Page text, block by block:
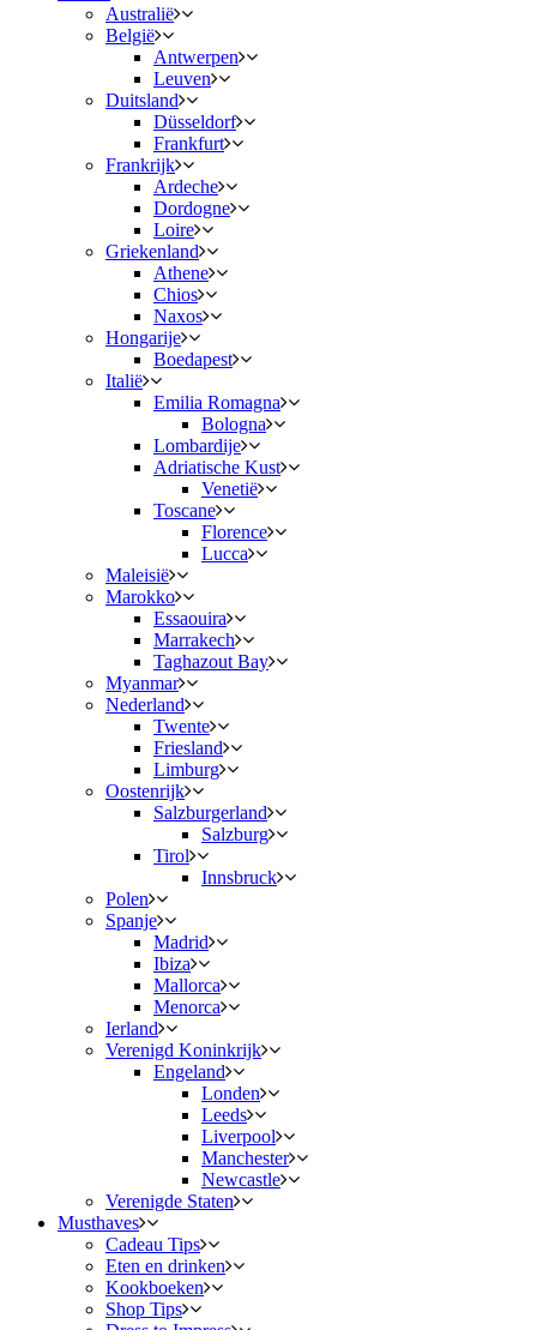
Australië
België
Antwerpen
Leuven
Duitsland
Düsseldorf
Frankfurt
Frankrijk
Ardeche
Dordogne
Loire
Griekenland
Athene
Chios
Naxos
Hongarije
Boedapest
Italië
Emilia Romagna
Bologna
Lombardije
Adriatische Kust
Venetië
Toscane
Florence
Lucca
Maleisië
Marokko
Essaouira
Marrakech
Taghazout Bay
Myanmar
Nederland
Twente
Friesland
Limburg
Oostenrijk
Salzburgerland
Salzburg
Tirol
Innsbruck
Polen
Spanje
Madrid
Ibiza
Mallorca
Menorca
Ierland
Verenigd Koninkrijk
Engeland
Londen
Leeds
Liverpool
Manchester
Newcastle
Verenigde Staten
Musthaves
Cadeau Tips
Eten en drinken
Kookboeken
Shop Tips